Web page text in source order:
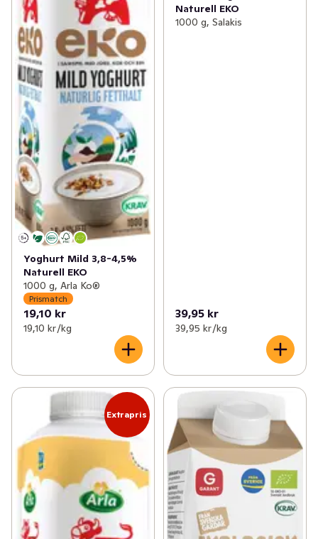
Yoghurt Mild 3,8-4,5%
Naturell EKO
1000 g, Arla Ko®
Prismatch
19,10 kr
19,10 kr /kg
Naturell EKO
1000 g, Salakis
39,95 kr
39,95 kr /kg
Extrapris